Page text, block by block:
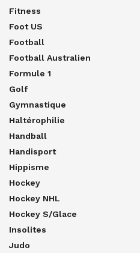
Fitness
Foot US
Football
Football Australien
Formule 1
Golf
Gymnastique
Haltérophilie
Handball
Handisport
Hippisme
Hockey
Hockey NHL
Hockey S/glace
Insolites
Judo